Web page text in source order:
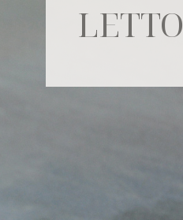
LETTO